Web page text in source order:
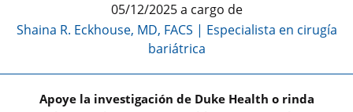
05/12/2025 a cargo de
Shaina R. Eckhouse, MD, FACS | Especialista en cirugía
bariátrica
Apoye la investigación de Duke Health o rinda